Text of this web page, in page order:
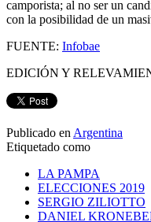
camporista; al no ser un
con la posibilidad de un
FUENTE: Infobae
EDICIÓN Y
Publicado en Argentina
Etiquetado como
LA PAMPA
ELECCIONES 2019
SERGIO ZILIOTTO
DANIEL